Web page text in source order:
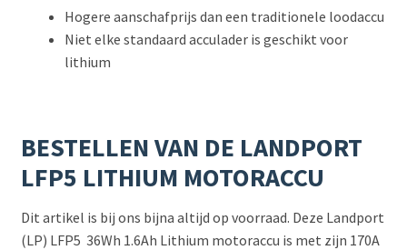
Hogere aanschafprijs dan een traditionele loodaccu
Niet elke standaard acculader is geschikt voor
lithium
BESTELLEN VAN DE LANDPORT
LFP5 LITHIUM MOTORACCU
Dit artikel is bij ons bijna altijd op voorraad. Deze Landport
(LP) LFP5 36Wh 1.6Ah Lithium motoraccu is met zijn 170A